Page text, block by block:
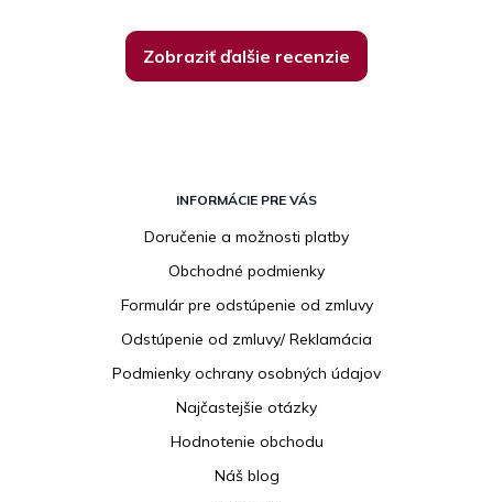
Zobraziť ďalšie recenzie
INFORMÁCIE PRE VÁS
Doručenie a možnosti platby
Obchodné podmienky
Formulár pre odstúpenie od zmluvy
Odstúpenie od zmluvy/ Reklamácia
Podmienky ochrany osobných údajov
Najčastejšie otázky
Hodnotenie obchodu
Náš blog